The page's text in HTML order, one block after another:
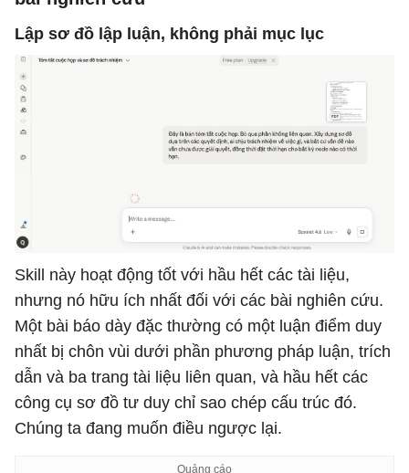
Lập sơ đồ lập luận, không phải mục lục
Skill này hoạt động tốt với hầu hết các tài liệu,
nhưng nó hữu ích nhất đối với các bài nghiên cứu.
Một bài báo dày đặc thường có một luận điểm duy
nhất bị chôn vùi dưới phần phương pháp luận, trích
dẫn và ba trang tài liệu liên quan, và hầu hết các
công cụ sơ đồ tư duy chỉ sao chép cấu trúc đó.
Chúng ta đang muốn điều ngược lại.